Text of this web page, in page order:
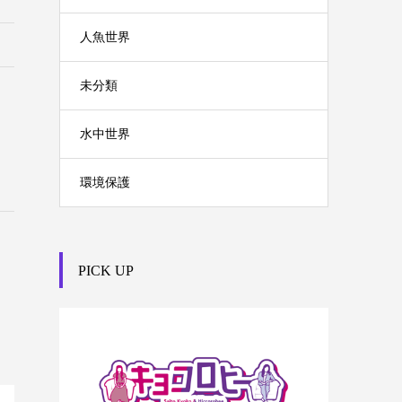
人魚世界
未分類
水中世界
環境保護
PICK UP